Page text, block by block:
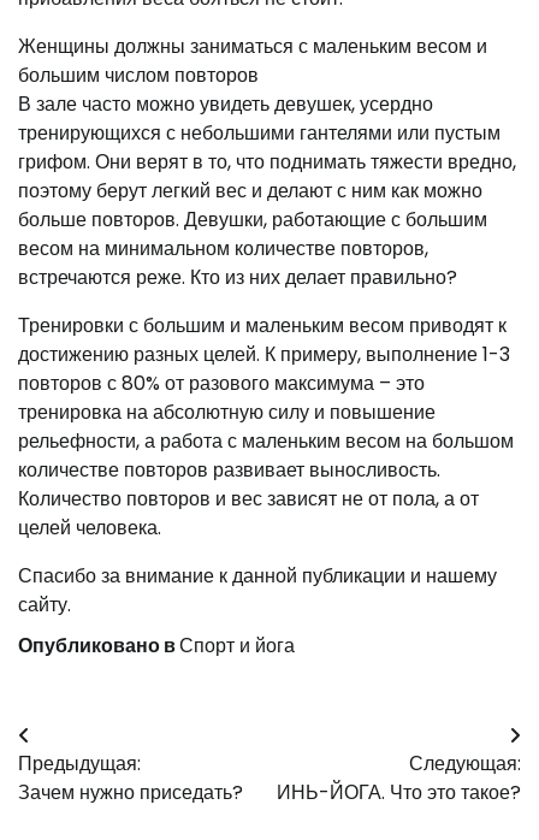
Женщины должны заниматься с маленьким весом и
большим числом повторов
В зале часто можно увидеть девушек, усердно
тренирующихся с небольшими гантелями или пустым
грифом. Они верят в то, что поднимать тяжести вредно,
поэтому берут легкий вес и делают с ним как можно
больше повторов. Девушки, работающие с большим
весом на минимальном количестве повторов,
встречаются реже. Кто из них делает правильно?
Тренировки с большим и маленьким весом приводят к
достижению разных целей. К примеру, выполнение 1-3
повторов с 80% от разового максимума – это
тренировка на абсолютную силу и повышение
рельефности, а работа с маленьким весом на большом
количестве повторов развивает выносливость.
Количество повторов и вес зависят не от пола, а от
целей человека.
Спасибо за внимание к данной публикации и нашему
сайту.
Опубликовано вСпорт и йога
Навигация
по
Предыдущая:
Зачем нужно приседать?
Следующая:
ИНЬ-ЙОГА. Что это такое?